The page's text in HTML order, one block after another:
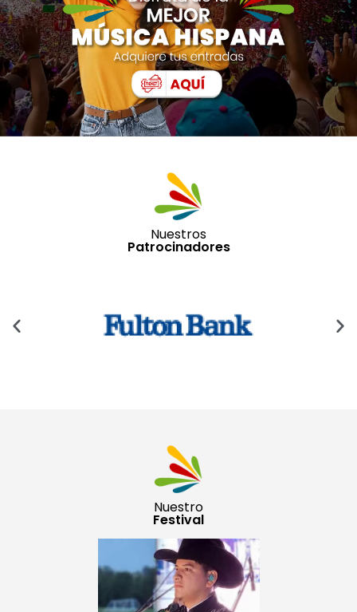
Nuestros
Patrocinadores
Nuestro
Festival